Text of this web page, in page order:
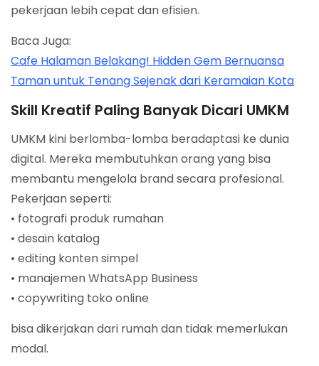
pekerjaan lebih cepat dan efisien.
Baca Juga:
Cafe Halaman Belakang! Hidden Gem Bernuansa
Taman untuk Tenang Sejenak dari Keramaian Kota
Skill Kreatif Paling Banyak Dicari UMKM
UMKM kini berlomba-lomba beradaptasi ke dunia
digital. Mereka membutuhkan orang yang bisa
membantu mengelola brand secara profesional.
Pekerjaan seperti:
• fotografi produk rumahan
• desain katalog
• editing konten simpel
• manajemen WhatsApp Business
• copywriting toko online
bisa dikerjakan dari rumah dan tidak memerlukan
modal.